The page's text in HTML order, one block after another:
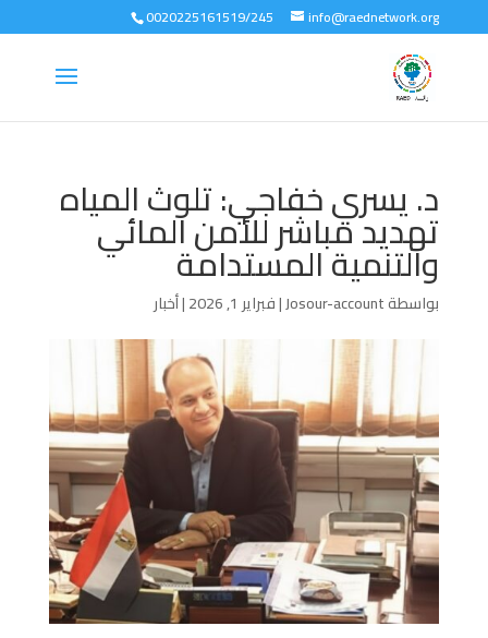
0020225161519/245 info@raednetwork.org
د. يسري خفاجي: تلوث المياه
تهديد مباشر للأمن المائي
والتنمية المستدامة
بواسطةJosour-account
|فبراير 1, 2026 |أخبار